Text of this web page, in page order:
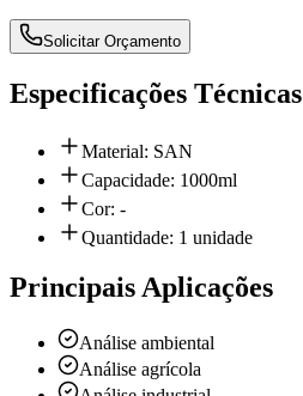
Solicitar Orçamento
Especificações Técnicas
Material: SAN
Capacidade: 1000ml
Cor: -
Quantidade: 1 unidade
Principais Aplicações
Análise ambiental
Análise agrícola